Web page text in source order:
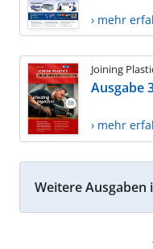
› mehr
Joining
Ausgabe
› mehr
Weitere Ausgaben